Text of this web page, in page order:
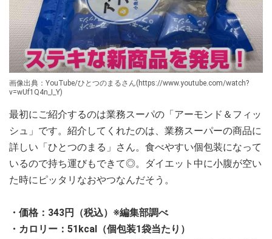
画像出典：YouTube/ひとつのまるさん(https://www.youtube.com/watch?
v=wUf1Q4n_I_Y)
最初にご紹介するのは業務スーパの「アーモンド＆フィッ
シュ」です。紹介してくれたのは、業務スーパーの商品に
詳しい「ひとつのまる」さん。食べやすい個包装になって
いるので持ち運びもできて◎。ダイエット中に小腹が空い
た時にピッタリなおやつなんだそう。
・価格：343円（税込）※編集部調べ
・カロリー：51kcal（個包装1袋当たり）